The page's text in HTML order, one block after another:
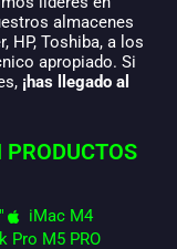
almacenes
HP, Toshiba, a los
apropiado. Si
¡has llegado al
PRODUCTOS
iMac M4
Pro M5 PRO